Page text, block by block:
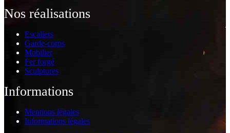
Nos réalisations
Escaliers
Garde-corps
Mobilier
Fer forgé
Sculptures
Informations
Mentions légales
Informations légales